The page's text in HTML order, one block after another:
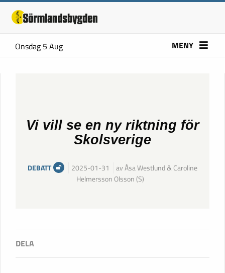
Onsdag 5 Aug MENY
Vi vill se en ny riktning för
Skolsverige
DEBATT 2025-01-31
av Åsa Westlund & Caroline
Helmersson Olsson (S)